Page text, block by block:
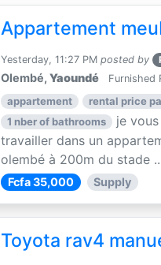
Appartement
Yesterday, 11:27 PM posted by
Olembé,Yaoundé Furnished
appartement rental price
1 nber of bathrooms
je
travailler dans un
olembé à 200m du stade
Fcfa 35,000 Supply
Toyota rav4